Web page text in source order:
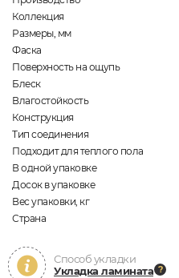
Коллекция
Размеры, мм
Фаска
Поверхность на ощупь
Блеск
Влагостойкость
Конструкция
Тип соединения
Подходит для теплого пола
В одной упаковке
Досок в упаковке
Вес упаковки, кг
Страна
Способ укладки
Укладка ламината